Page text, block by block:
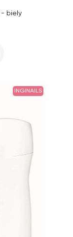
- biely
INGINAILS